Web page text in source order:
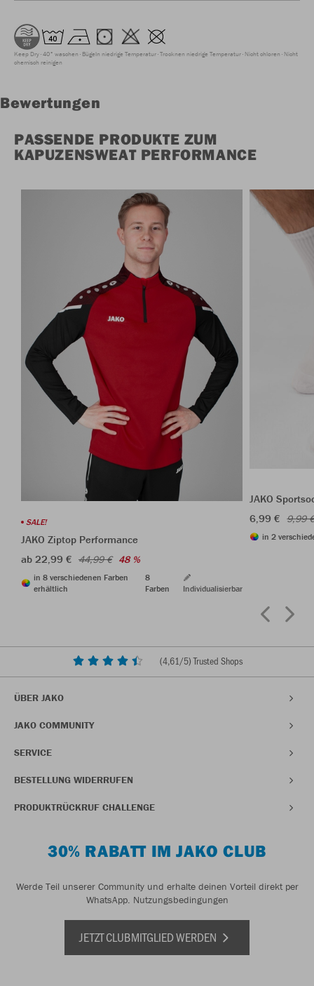
Keep Dry 40° waschen Bügeln niedrige Temperatur Trocknen niedrige Temperatur Nicht chloren Nicht
chemisch reinigen
Bewertungen
PASSENDE PRODUKTE ZUM
KAPUZENSWEAT PERFORMANCE
SALE!
JAKO Ziptop Performance
ab 22,99 € 44,99 € 48 %
in 8 verschiedenen Farben
erhältlich
8
Farben
Individualisierbar
JAKO
6,99 € 9,99
in 2
(4,61/5) Trusted Shops
ÜBER JAKO
JAKO COMMUNITY
SERVICE
BESTELLUNG WIDERRUFEN
PRODUKTRÜCKRUF CHALLENGE
30% RABATT IM JAKO CLUB
Werde Teil unserer Community und erhalte deinen Vorteil direkt per
WhatsApp. Nutzungsbedingungen
JETZT CLUBMITGLIED WERDEN